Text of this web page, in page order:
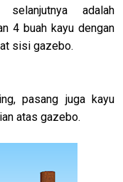
adalah
4 buah kayu dengan
sisi gazebo.
pasang juga kayu
atas gazebo.